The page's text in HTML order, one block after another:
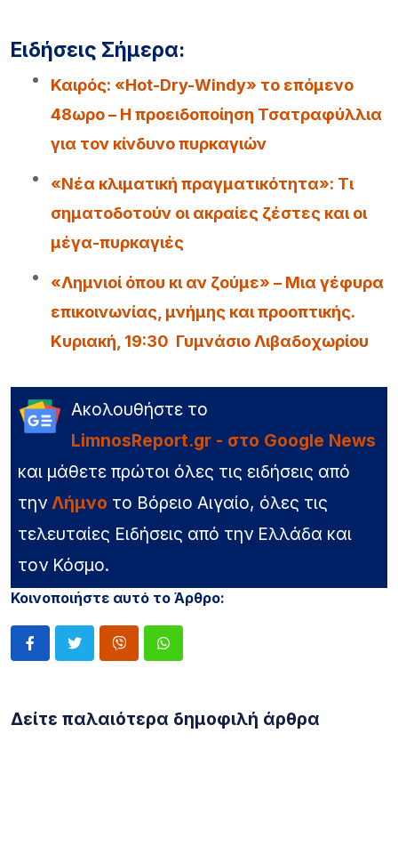
Ειδήσεις Σήμερα:
Καιρός: «Hot-Dry-Windy» το επόμενο
48ωρο – Η προειδοποίηση Τσατραφύλλια
για τον κίνδυνο πυρκαγιών
«Νέα κλιματική πραγματικότητα»: Τι
σηματοδοτούν οι ακραίες ζέστες και οι
μέγα-πυρκαγιές
«Λημνιοί όπου κι αν ζούμε» – Μια γέφυρα
επικοινωνίας, μνήμης και προοπτικής.
Κυριακή, 19:30 Γυμνάσιο Λιβαδοχωρίου
Ακολουθήστε το
LimnosReport.gr - στο Google News
και μάθετε πρώτοι όλες τις ειδήσεις από
την Λήμνο το Βόρειο Αιγαίο, όλες τις
τελευταίες Ειδήσεις από την Ελλάδα και
τον Κόσμο.
Κοινοποιήστε αυτό το Άρθρο:
Δείτε παλαιότερα δημοφιλή άρθρα